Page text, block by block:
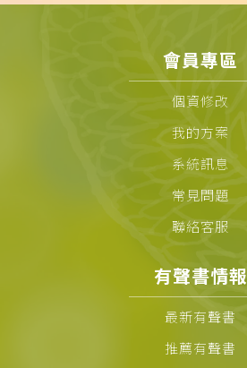
會員專區
個資修改
我的方案
系統訊息
常見問題
聯絡客服
有聲書情報
最新有聲書
推薦有聲書